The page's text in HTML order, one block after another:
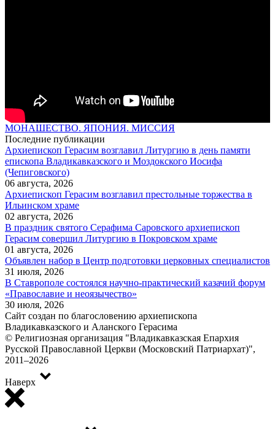
МОНАШЕСТВО. ЯПОНИЯ. МИССИЯ
Последние публикации
Архиепископ Герасим возглавил Литургию в день памяти
епископа Владикавказского и Моздокского Иосифа
(Чепиговского)
06 августа, 2026
Архиепископ Герасим возглавил престольные торжества в
Ильинском храме
02 августа, 2026
В праздник святого Серафима Саровского архиепископ
Герасим совершил Литургию в Покровском храме
01 августа, 2026
Объявлен набор в Центр подготовки церковных специалистов
31 июля, 2026
В Ставрополе состоялся научно-практический казачий форум
«Православие и неоязычество»
30 июля, 2026
Сайт создан по благословению архиепископа
Владикавказского и Аланского Герасима
© Религиозная организация "Владикавказская Епархия
Русской Православной Церкви (Московский Патриархат)",
2011–2026
Наверх